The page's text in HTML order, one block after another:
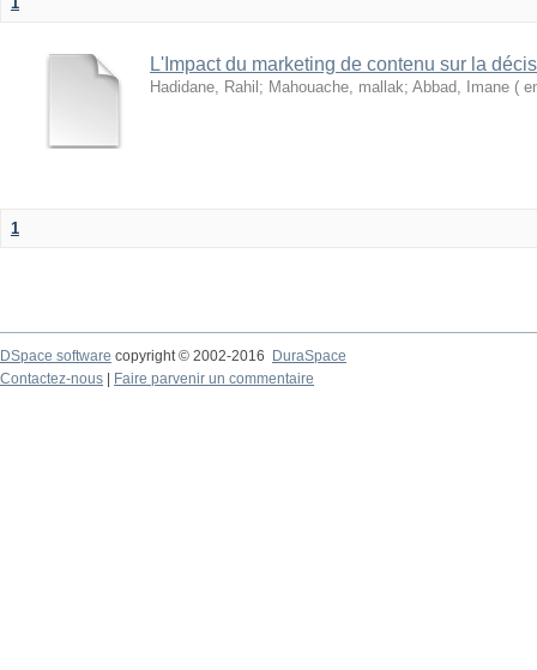
L'Impact du marketing de contenu sur la
Hadidane, Rahil ; Mahouache, mallak; Abbad, Imane (
1
DSpace software copyright © 2002-2016
DuraSpace
Contactez-nous
Faire parvenir un commentaire